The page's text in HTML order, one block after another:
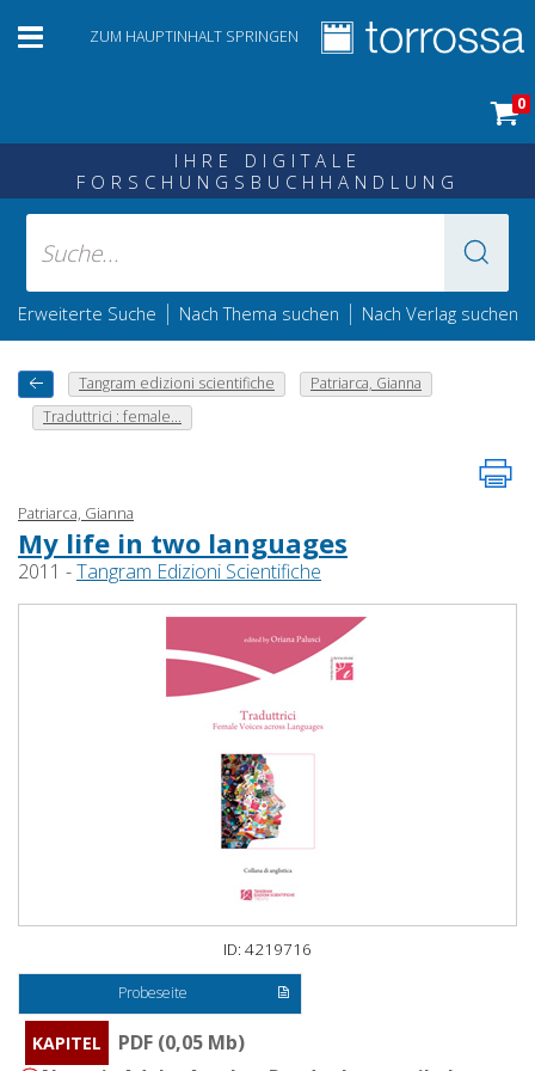
ZUM HAUPTINHALT SPRINGEN
0
IHRE DIGITALE
FORSCHUNGSBUCHHANDLUNG
Erweiterte Suche | Nach Thema suchen | Nach Verlag suchen
Tangram edizioni scientifiche
Patriarca, Gianna
Traduttrici : female...
Patriarca, Gianna
My life in two languages
2011 -Tangram Edizioni Scientifiche
ID: 4219716
Probeseite
KAPITEL
PDF (0,05 Mb)